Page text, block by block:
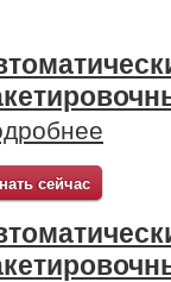
сейчас